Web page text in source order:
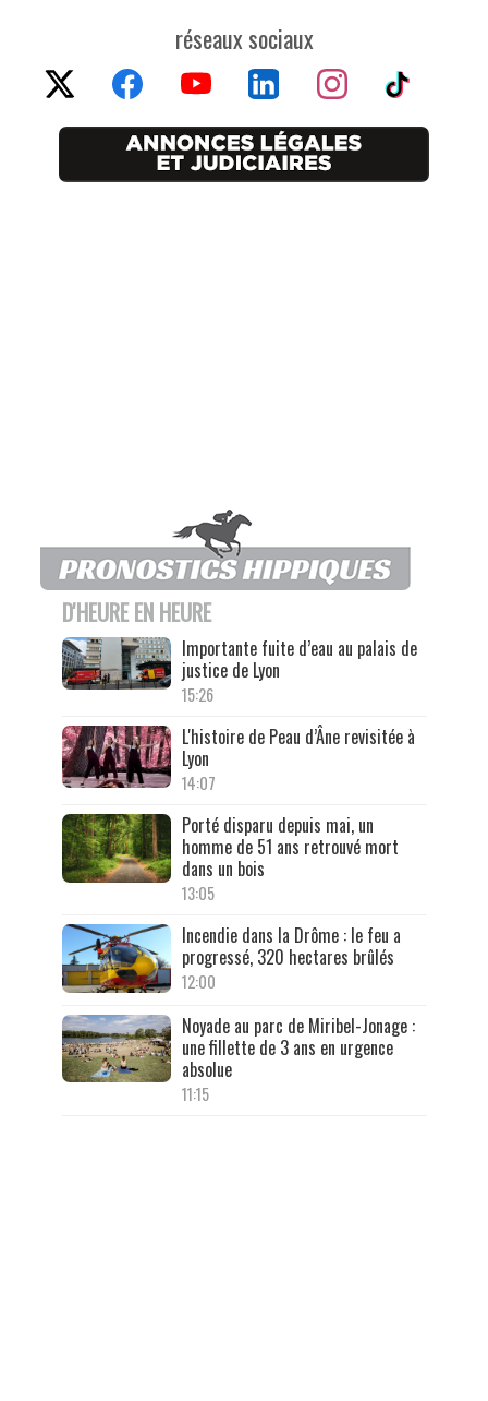
réseaux sociaux
D'HEURE EN HEURE
Importante fuite d’eau au palais de
justice de Lyon
15:26
L'histoire de Peau d’Âne revisitée à
Lyon
14:07
Porté disparu depuis mai, un
homme de 51 ans retrouvé mort
dans un bois
13:05
Incendie dans la Drôme : le feu a
progressé, 320 hectares brûlés
12:00
Noyade au parc de Miribel-Jonage :
une fillette de 3 ans en urgence
absolue
11:15